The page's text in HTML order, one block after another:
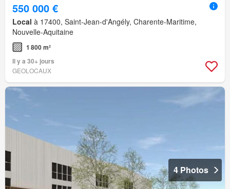
550 000 €
Local à 17400, Saint-Jean-d'Angély, Charente-Maritime,
Nouvelle-Aquitaine
1 800 m²
Il y a 30+ jours
GEOLOCAUX
4 Photos